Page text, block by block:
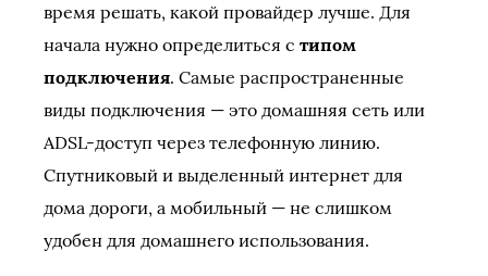
время решать, какой провайдер лучше. Для
начала нужно определиться с типом
подключения. Самые распространенные
виды подключения — это домашняя сеть или
ADSL-доступ через телефонную линию.
Спутниковый и выделенный интернет для
дома дороги, а мобильный — не слишком
удобен для домашнего использования.